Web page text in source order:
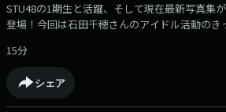
STU48の1期生と活躍、そして現在最新写真集
登場！今回は石田千穂さんのアイドル活動の
まっている石田さんに、卒業を決断した理由や
ことなどレアなお話しを伺います（放送ではき
ください！）エイアイ界隈へのメッセージはこ
さいhttps://jocr.jp/mailform/aika/
15分
シェア